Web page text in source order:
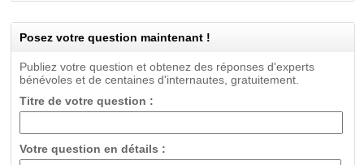
Posez votre question maintenant !
Publiez votre question et obtenez des réponses d'experts
bénévoles et de centaines d'internautes, gratuitement.
Titre de votre question :
Votre question en détails :